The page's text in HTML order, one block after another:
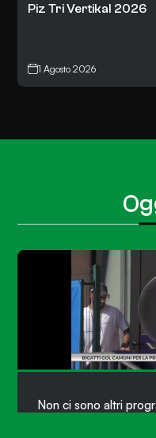
Piz Tri Vertikal 2026
1 Agosto 2026
Non ci sono altri